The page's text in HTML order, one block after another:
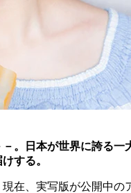
。日本が世界に誇る一
する。
現在、実写版が公開中